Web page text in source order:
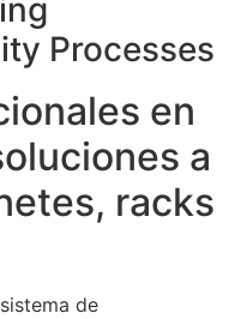
Processes
en
a
racks
de